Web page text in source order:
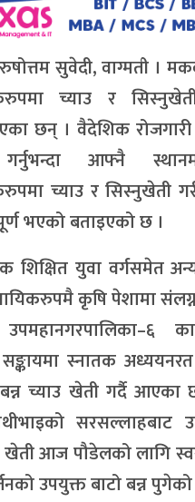
सुवेदी, वाग्मती ।
च्याउ र
छन् । वैदेशिक रोजगारी
गर्नुभन्दा आफ्नै
च्याउ र सिस्नुखेती
भएको बताइएको छ ।
शिक्षित युवा वर्गसमेत
कृषि पेशामा
स्नातक
च्याउ खेती गर्दै
सरसल्लाहबाट
खेती आज पौडेलको लागि
उपयुक्त बाटो बन्न